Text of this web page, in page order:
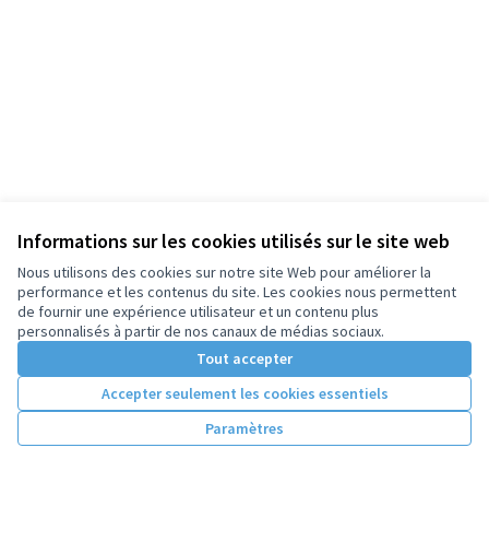
Informations sur les cookies utilisés sur le site web
Nous utilisons des cookies sur notre site Web pour améliorer la
performance et les contenus du site. Les cookies nous permettent
de fournir une expérience utilisateur et un contenu plus
personnalisés à partir de nos canaux de médias sociaux.
Tout accepter
Accepter seulement les cookies essentiels
Paramètres